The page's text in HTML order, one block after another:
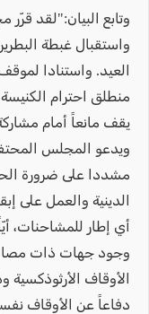
وتابع البيان:"لقد
واستقبال غبطة
منطلق احترام
يقف مانعاً أمام
ويدعو المجلس
مشددا على ضرورة
الدينية والعمل على
أي إطار للمشاحنات،
وجود جهات ذات
الأوقاف
دفاعاً عن الأوقاف